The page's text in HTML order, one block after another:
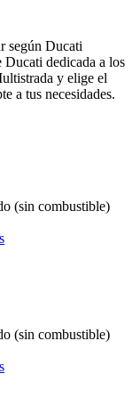
según Ducati
dedicada a los
y elige el
a tus necesidades.
(sin combustible)
(sin combustible)